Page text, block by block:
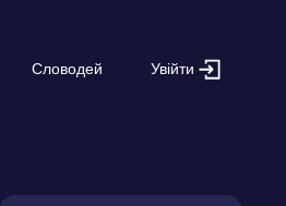
Словодей Увійти